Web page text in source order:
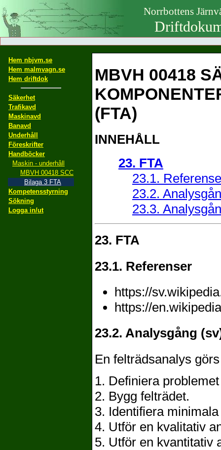
Norrbottens
Hem nbjvm.se
Hem malmvagn.se
Hem driftdok
Säkerhet
Trafikavd
Maskinavd
Banavd
Underhåll
Föreskrifter
Handböcker
Maskin - underhåll
MBVH 00418 SCC
Bilaga 3 FTA
Kompetensstyrning
Sökning
Logga in/ut
MBVH 00418
(FTA)
INNEHÅLL
23. FTA
23.1.
23.2.
23.3.
23. FTA
23.1. Referenser
https://
https://
23.2. Analysgång
En felträdsanalys
1. Definiera
2. Bygg felträdet.
3. Identifiera
4. Utför en kvalitativ
5. Utför en kvantitativ